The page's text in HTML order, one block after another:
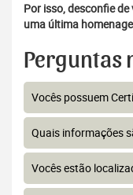
Por isso, desconfie
uma última
Perguntas
Vocês possuem
Quais informações
Vocês estão